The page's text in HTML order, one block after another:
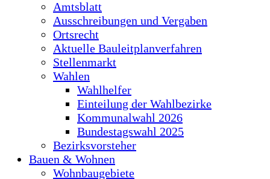
Amtsblatt
Ausschreibungen und Vergaben
Ortsrecht
Aktuelle Bauleitplanverfahren
Stellenmarkt
Wahlen
Wahlhelfer
Einteilung der Wahlbezirke
Kommunalwahl 2026
Bundestagswahl 2025
Bezirksvorsteher
Bauen & Wohnen
Wohnbaugebiete